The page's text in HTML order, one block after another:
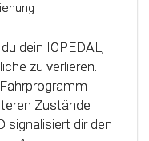
dein IOPEDAL,
zu verlieren.
Zustände
signalisiert dir den
eine
nach dem
notwendigen
individuellen
die